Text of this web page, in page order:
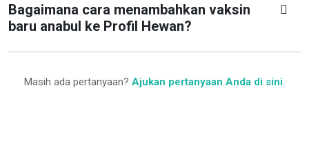
Bagaimana cara menambahkan vaksin
baru anabul ke Profil Hewan?
Masih ada pertanyaan? Ajukan pertanyaan Anda di sini.